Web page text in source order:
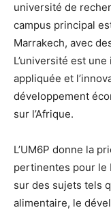
université de
campus principal
Marrakech, avec
L’université est
appliquée et
développement
sur l’Afrique.
L’UM6P donne la
pertinentes pour le
sur des sujets tels
alimentaire, le